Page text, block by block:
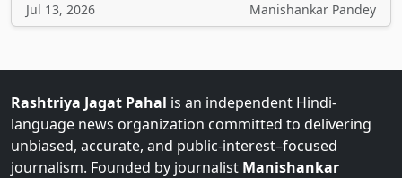
Jul 13, 2026 Manishankar Pandey
Rashtriya Jagat Pahal is an independent Hindi-
language news organization committed to delivering
unbiased, accurate, and public-interest–focused
journalism. Founded by journalist Manishankar